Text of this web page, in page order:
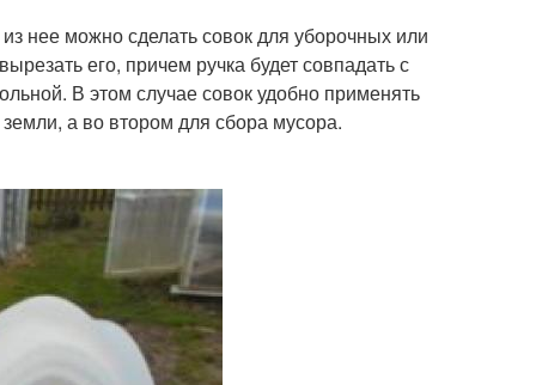
нее можно сделать совок для уборочных или
его, причем ручка будет совпадать с
В этом случае совок удобно применять
а во втором для сбора мусора.